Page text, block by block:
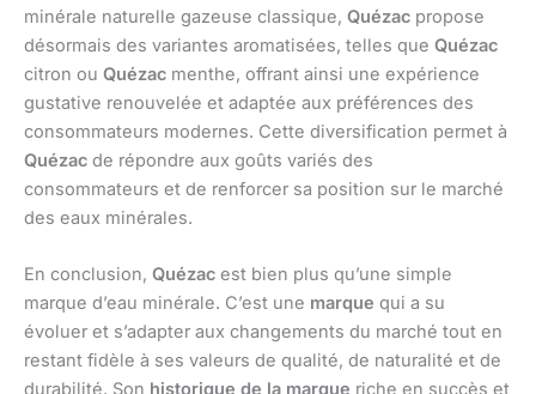
minérale naturelle gazeuse classique, Quézac propose
désormais des variantes aromatisées, telles que Quézac
citron ou Quézac menthe, offrant ainsi une expérience
gustative renouvelée et adaptée aux préférences des
consommateurs modernes. Cette diversification permet à
Quézac de répondre aux goûts variés des
consommateurs et de renforcer sa position sur le marché
des eaux minérales.
En conclusion, Quézac est bien plus qu’une simple
marque d’eau minérale. C’est une marque qui a su
évoluer et s’adapter aux changements du marché tout en
restant fidèle à ses valeurs de qualité, de naturalité et de
durabilité. Son historique de la marque riche en succès et